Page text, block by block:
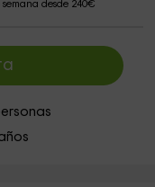
desde 240€